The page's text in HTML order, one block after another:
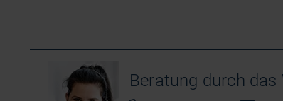
Beratung durch